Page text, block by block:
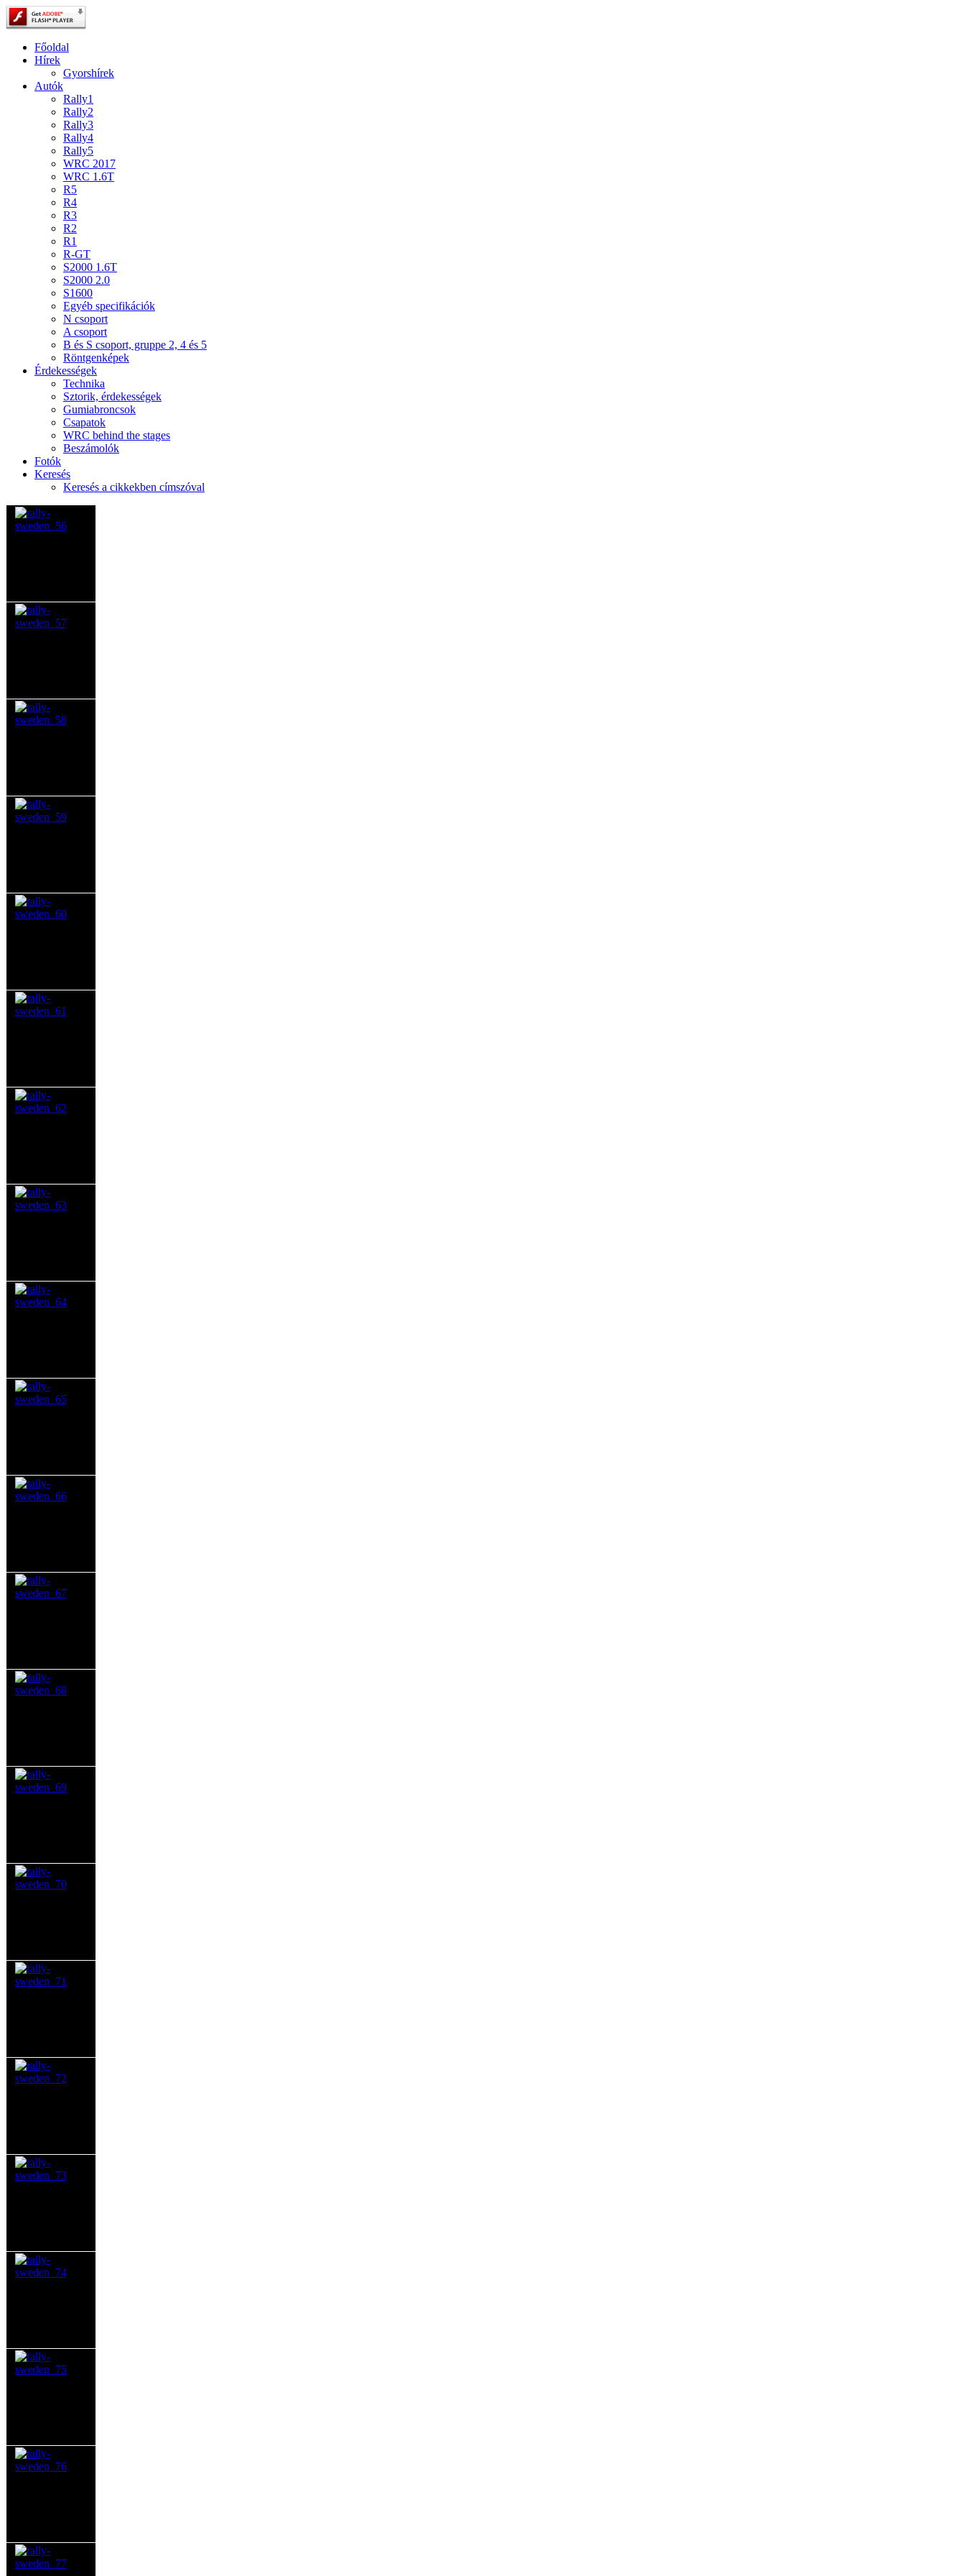
Főoldal
Hírek
Gyorshírek
Autók
Rally1
Rally2
Rally3
Rally4
Rally5
WRC 2017
WRC 1.6T
R5
R4
R3
R2
R1
R-GT
S2000 1.6T
S2000 2.0
S1600
Egyéb specifikációk
N csoport
A csoport
B és S csoport, gruppe 2, 4 és 5
Röntgenképek
Érdekességek
Technika
Sztorik, érdekességek
Gumiabroncsok
Csapatok
WRC behind the stages
Beszámolók
Fotók
Keresés
Keresés a cikkekben címszóval